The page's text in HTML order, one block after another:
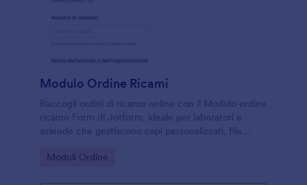
Modulo Ordine Ricami
Raccogli ordini di ricamo online con il Modulo ordine
ricamo Form di Jotform, ideale per laboratori e
aziende che gestiscono capi personalizzati, file
richiesta condivisibile.
Go to Category:
Moduli Ordine